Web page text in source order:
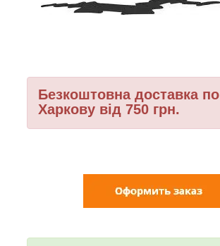
Безкоштовна доставка по
Харкову від 750 грн.